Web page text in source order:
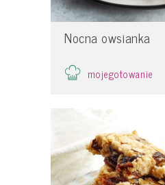
Nocna owsianka
mojegotowanie